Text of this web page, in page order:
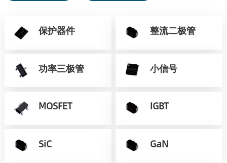
保护器件 整流二极管
功率三极管 小信号
MOSFET IGBT
SiC GaN